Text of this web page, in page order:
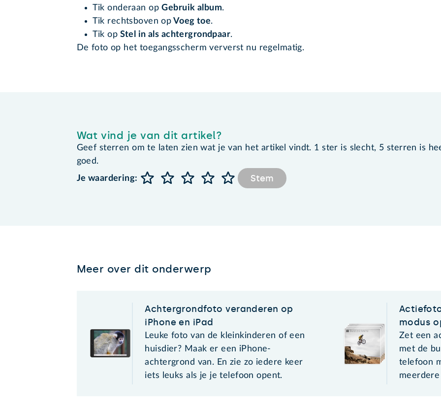
Tik onderaan opGebruik album.
Tik rechtsboven op Voeg toe.
Tik op Stel in als achtergrondpaar.
De foto op het toegangsscherm ververst nu regelmatig.
Wat vind je van dit artikel?
Geef sterren om te laten zien wat je van het artikel vindt. 1 ster is slecht, 5 sterren is
goed.
Je waardering:
Stem
Meer over dit onderwerp
Achtergrondfoto veranderen op
iPhone en iPad
Leuke foto van de kleinkinderen of een
huisdier? Maak er een iPhone-
achtergrond van. En zie zo iedere keer
iets leuks als je je telefoon opent.
modus
Zet een
met de
telefoon